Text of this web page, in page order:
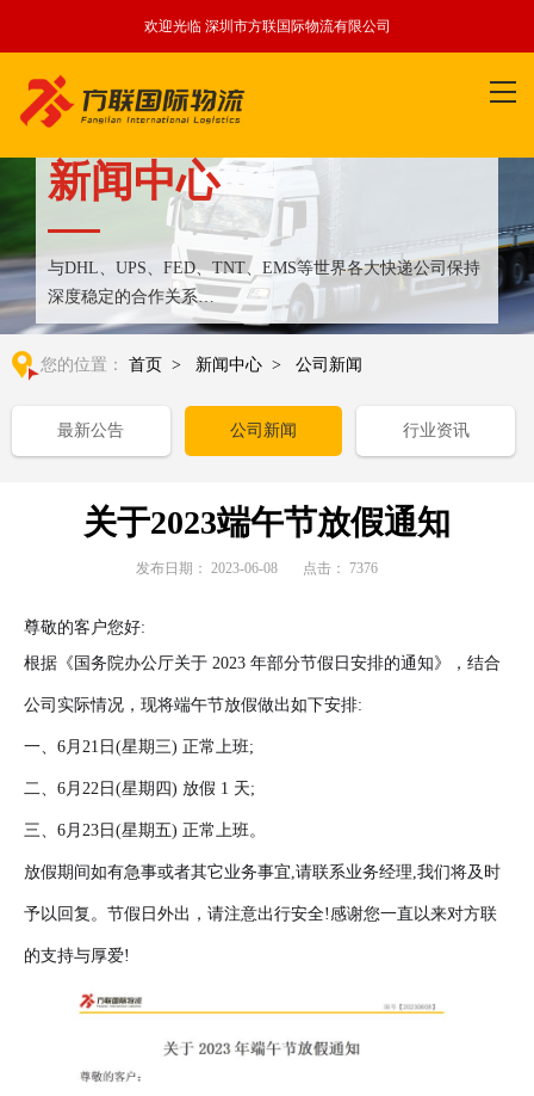
欢迎光临 深圳市方联国际物流有限公司
新闻中心
与DHL、UPS、FED、TNT、EMS等世界各大快递公司保持
深度稳定的合作关系
整合全球优质物流运输资源,满足国内外客户更多个性化需求
您的位置： 首页 > 新闻中心 > 公司新闻
最新公告 公司新闻 行业资讯
关于2023端午节放假通知
发布日期： 2023-06-08 点击： 7376
尊敬的客户您好:
根据《国务院办公厅关于 2023 年部分节假日安排的通知》，结合
公司实际情况，现将端午节放假做出如下安排:
一、6月21日(星期三) 正常上班;
二、6月22日(星期四) 放假 1 天;
三、6月23日(星期五) 正常上班。
放假期间如有急事或者其它业务事宜,请联系业务经理,我们将及时
予以回复。节假日外出，请注意出行安全!感谢您一直以来对方联
的支持与厚爱!